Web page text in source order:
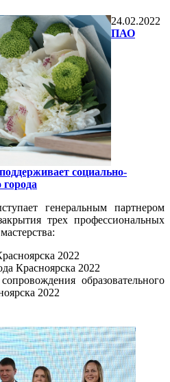
24.02.2022
ПАО
социально-
генеральным партнером
трех профессиональных
2022
Красноярска 2022
образовательного
2022